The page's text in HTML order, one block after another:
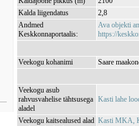
Kalda liigendatus
2,8
Andmed
Keskkonnaportaalis:
Ava objekti
https://
Veekogu kohanimi Saare
Veekogu asub
rahvusvahelise tähtsusega
aladel
Kasti lahe
Veekogu kaitsealused alad Kasti MKA,